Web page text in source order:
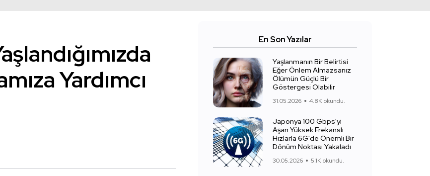
Yardımcı
En Son Yazılar
Yaşlanmanın Bir Belirtisi
Eğer Önlem Almazsanız
Ölümün Güçlü Bir
Göstergesi Olabilir
31.05.2026 4.8K okundu.
Japonya 100 Gbps'yi
Aşan Yüksek Frekanslı
Hızlarla 6G'de Önemli Bir
Dönüm Noktası Yakaladı
30.05.2026 5.1K okundu.